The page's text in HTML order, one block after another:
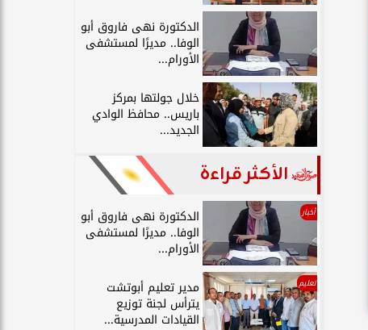
الدكتورة نهى فاروق أبو
الوفا.. مديرًا لمستشفى
الأورام...
خلال جولتها بمركز
باريس.. محافظ الوادي
الجديد...
الأكثر قراءة
أخبار الدكتورة نهى فاروق أبو
الوفا.. مديرًا لمستشفى
الأورام...
تعليم مدير تعليم أبوتشت
يترأس لجنة توزيع
القيادات المدرسية...